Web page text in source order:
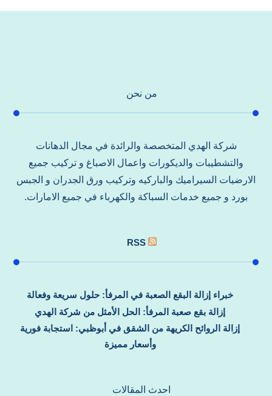
من نحن
شركة الهدي المتخصصة والرائدة في مجال الدهانات
والتشطيبات والديكورات واعمال الاصباغ و تركيب جميع
الارضيات السيراميك والباركيه وتركيب ورق الجدران و الجبس
بورد و جميع خدمات السباكة والكهرباء في جميع الامارات.
RSS
خبراء إزالة البقع الصعبة في المرفأ: حلول سريعة وفعالة
إزالة بقع صعبة المرفأ: الحل الأمثل من شركة الهدي
إزالة الروائح الكريهة من الشقق في أبوظبي: استجابة فورية
وأسعار مميزة
احدث المقالات